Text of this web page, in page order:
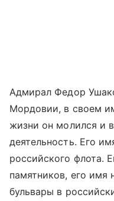
Адмирал Федор
Мордовии, в своем
жизни он молился и
деятельность. Его
российского флота.
памятников, его имя
бульвары в